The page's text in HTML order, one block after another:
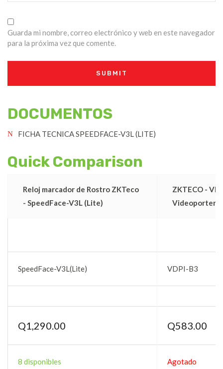
Guarda mi nombre, correo electrónico y web en este navegador
para la próxima vez que comente.
DOCUMENTOS
FICHA TECNICA SPEEDFACE-V3L (LITE)
Quick Comparison
Reloj marcador de Rostro ZKTeco
- SpeedFace-V3L (Lite)
ZKTECO -
Videoportero
SpeedFace-V3L(Lite) VDPI-B3
Q1,290.00 Q583.00
8 disponibles Agotado